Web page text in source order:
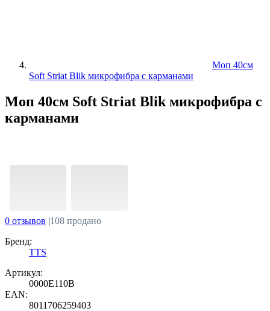
Моп 40см
Soft Striat Blik микрофибра с карманами
Моп 40см Soft Striat Blik микрофибра с
карманами
0 отзывов |108 продано
Бренд:
TTS
Артикул:
0000E110B
EAN:
8011706259403